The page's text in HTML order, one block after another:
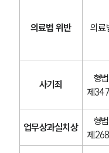
의료법 위반 의료
사기죄
형법
제
업무상과실치상
형법
제